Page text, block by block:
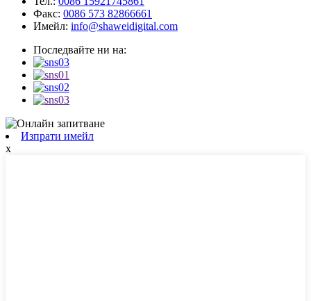
Факс: 0086 573 82866661
Имейл: info@shaweidigital.com
Последвайте ни на:
Изпрати имейл
x